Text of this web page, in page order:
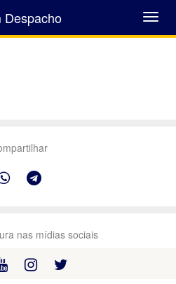
Abrir
Menu
Despacho
nas mídias sociais